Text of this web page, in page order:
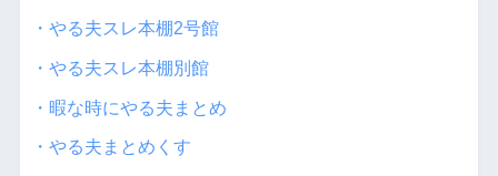
・やる夫スレ本棚2号館
・やる夫スレ本棚別館
・暇な時にやる夫まとめ
・やる夫まとめくす